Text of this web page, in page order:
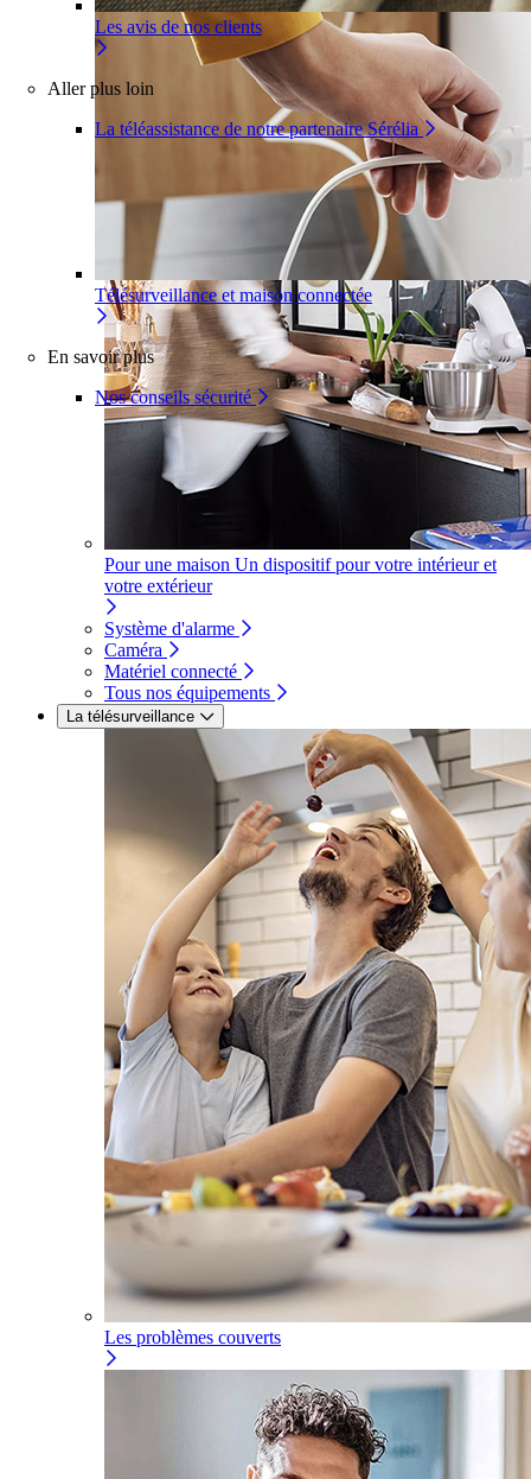
Télésurveillance et maison connectée
En savoir plus
Nos conseils sécurité
Les avis de nos clients
Aller plus loin
La téléassistance de notre partenaire Sérélia
Pour une maison Un dispositif pour votre intérieur et
votre extérieur
Système d'alarme
Caméra
Matériel connecté
Tous nos équipements
La télésurveillance
Les problèmes couverts